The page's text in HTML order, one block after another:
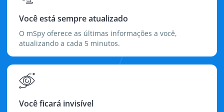
Você está sempre atualizado
O mSpy oferece as últimas informações a você,
atualizando a cada 5 minutos.
Você ficará invisível